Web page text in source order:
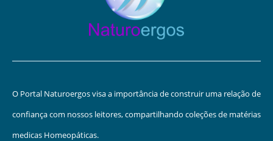
O Portal Naturoergos visa a importância de construir uma relação de
confiança com nossos leitores, compartilhando coleções de matérias
medicas Homeopáticas.